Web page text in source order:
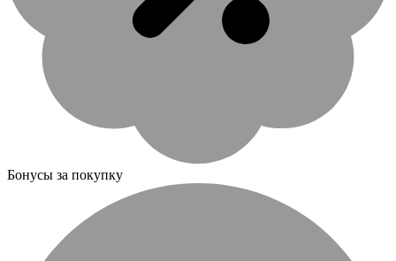
Бонусы за покупку